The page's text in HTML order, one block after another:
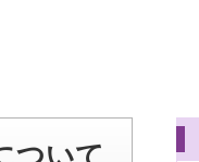
ついて